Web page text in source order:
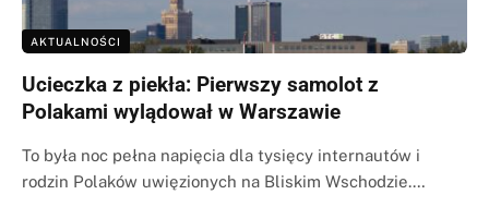
AKTUALNOŚCI
Ucieczka z piekła: Pierwszy samolot z
Polakami wylądował w Warszawie
To była noc pełna napięcia dla tysięcy internautów i
rodzin Polaków uwięzionych na Bliskim Wschodzie.…